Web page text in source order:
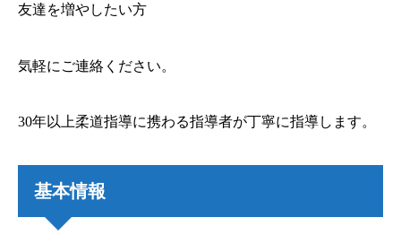
友達を増やしたい方
気軽にご連絡ください。
30年以上柔道指導に携わる指導者が丁寧に指導します。
基本情報